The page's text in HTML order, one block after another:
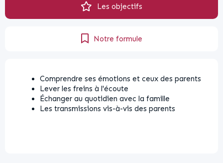
Les objectifs
Notre formule
Comprendre ses émotions et ceux des parents
Lever les freins à l'écoute
Échanger au quotidien avec la famille
Les transmissions vis-à-vis des parents